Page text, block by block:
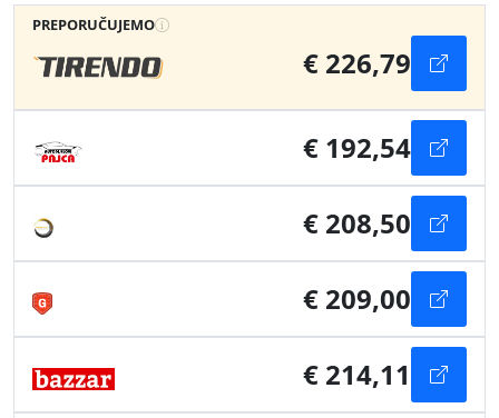
PREPORUČUJEMO
€ 226,79
€ 192,54
€ 208,50
€ 209,00
€ 214,11